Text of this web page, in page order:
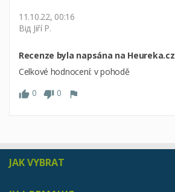
11.10.22, 00:16
Від Jiří P.
Recenze byla napsána na Heureka.cz
Celkové hodnocení: v pohodě
0
0
JAK VYBRAT